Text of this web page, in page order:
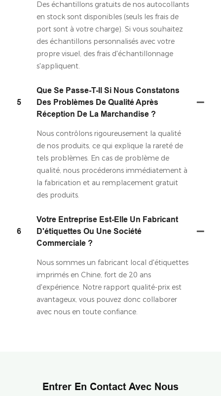
Des échantillons gratuits de nos autocollants
en stock sont disponibles (seuls les frais de
port sont à votre charge). Si vous souhaitez
des échantillons personnalisés avec votre
propre visuel, des frais d'échantillonnage
s'appliquent.
5
Que Se Passe-T-Il Si Nous Constatons
Des Problèmes De Qualité Après
Réception De La Marchandise ?
Nous contrôlons rigoureusement la qualité
de nos produits, ce qui explique la rareté de
tels problèmes. En cas de problème de
qualité, nous procéderons immédiatement à
la fabrication et au remplacement gratuit
des produits.
6
Votre Entreprise Est-Elle Un Fabricant
D'étiquettes Ou Une Société
Commerciale ?
Nous sommes un fabricant local d'étiquettes
imprimés en Chine, fort de 20 ans
d'expérience. Notre rapport qualité-prix est
avantageux, vous pouvez donc collaborer
avec nous en toute confiance.
Entrer En Contact Avec Nous